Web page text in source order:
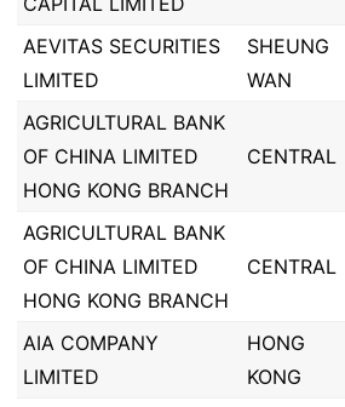
AEVITAS SECURITIES
LIMITED
SHEUNG
WAN
AGRICULTURAL BANK
OF CHINA LIMITED
HONG KONG BRANCH
CENTRAL
AGRICULTURAL BANK
OF CHINA LIMITED
HONG KONG BRANCH
CENTRAL
AIA COMPANY
LIMITED
HONG
KONG